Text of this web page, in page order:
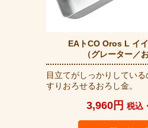
EAトCO Oros L イ
（グレーター／
目立てがしっかりしてい
すりおろせるおろし金。
3,960円 税込